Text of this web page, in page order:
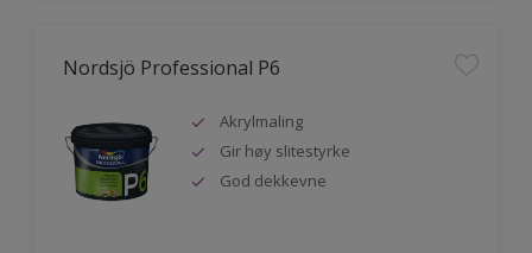
Nordsjö Professional P6
Akrylmaling
Gir høy slitestyrke
God dekkevne